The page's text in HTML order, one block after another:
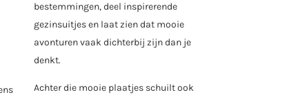
bestemmingen, deel inspirerende
gezinsuitjes en laat zien dat mooie
avonturen vaak dichterbij zijn dan je
denkt.
Achter die mooie plaatjes schuilt ook